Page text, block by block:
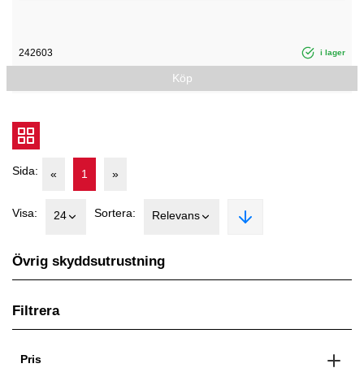
Övrig skyddsutrustning
Filtrera
Pris
242603 i lager
Köp
Sida: « 1 »
Visa: 24 Sortera: Relevans